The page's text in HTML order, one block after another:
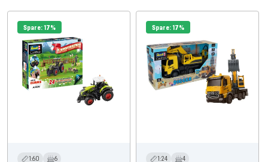
Spare: 17%
1:60 6
Spare: 17%
1:24 4